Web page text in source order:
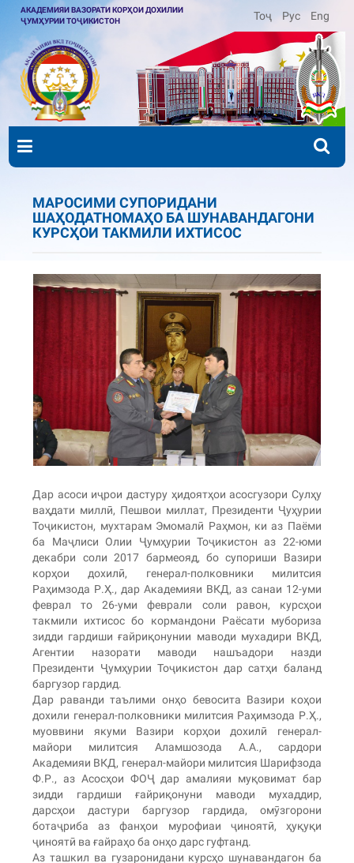
АКАДЕМИЯИ ВАЗОРАТИ КОРҲОИ ДОХИЛИИ
ҶУМҲУРИИ ТОҶИКИСТОН
Тоҷ Рус Eng
МАРОСИМИ СУПОРИДАНИ
ШАҲОДАТНОМАҲО БА ШУНАВАНДАГОНИ
КУРСҲОИ ТАКМИЛИ ИХТИСОС
Дар асоси иҷрои дастуру ҳидоятҳои асосгузори Сулҳу
ваҳдати миллӣ, Пешвои миллат, Президенти Ҷуҳурии
Тоҷикистон, мухтарам Эмомалӣ Раҳмон, ки аз Паёми
ба Маҷлиси Олии Ҷумҳурии Тоҷикистон аз 22-юми
декабри соли 2017 бармеояд, бо супориши Вазири
корҳои дохилӣ, генерал-полковники милитсия
Раҳимзода Р.Ҳ., дар Академияи ВКД, аз санаи 12-уми
феврал то 26-уми феврали соли равон, курсҳои
такмили ихтисос бо кормандони Раёсати мубориза
зидди гардиши ғайриқонунии маводи мухадири ВКД,
Агентии назорати маводи нашъадори назди
Президенти Ҷумҳурии Тоҷикистон дар сатҳи баланд
баргузор гардид.
Дар раванди таълими онҳо бевосита Вазири коҳои
дохили генерал-полковники милитсия Раҳимзода Р.Ҳ.,
муоввини якуми Вазири корҳои дохилӣ генерал-
майори милитсия Аламшозода А.А., сардори
Академияи ВКД, генерал-майори милитсия Шарифзода
Ф.Р., аз Асосҳои ФОҶ дар амалияи муқовимат бар
зидди гардиши ғайриқонуни маводи мухаддир,
дарсҳои дастури баргузор гардида, омӯзгорони
ботаҷриба аз фанҳои мурофиаи ҷиноятӣ, ҳуқуқи
ҷиноятӣ ва ғайраҳо ба онҳо дарс гуфтанд.
Аз ташкил ва гузаронидани курсҳо шунавандагон ба